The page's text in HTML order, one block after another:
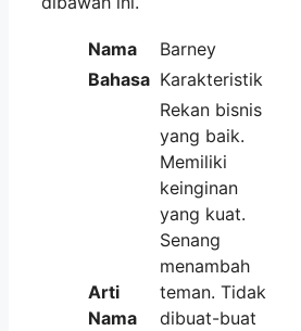
Nama
Barney
Bahasa Karakteristik
Arti
Nama
Rekan bisnis
yang baik.
Memiliki
keinginan
yang kuat.
Senang
menambah
teman. Tidak
dibuat-buat